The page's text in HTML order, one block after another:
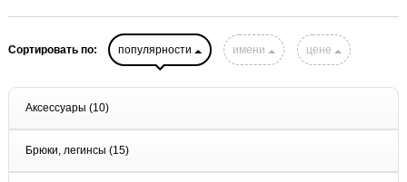
Сортировать по: популярности имени цене
Аксессуары (10)
Брюки, легинсы (15)